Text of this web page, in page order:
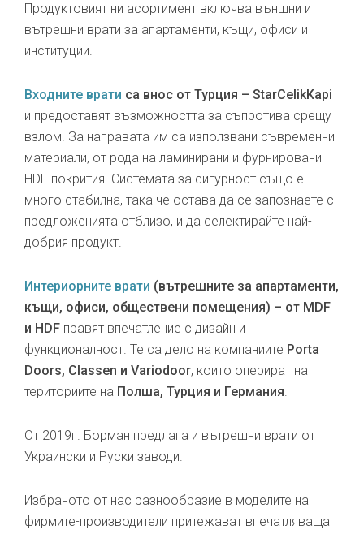
Продуктовият ни асортимент включва външни и
вътрешни врати за апартаменти, къщи, офиси и
институции.
Входните врати са внос от Турция – StarCelikKapi
и предоставят възможността за съпротива срещу
взлом. За направата им са използвани съвременни
материали, от рода на ламинирани и фурнировани
HDF покрития. Системата за сигурност също е
много стабилна, така че остава да се запознаете с
предложенията отблизо, и да селектирайте най-
добрия продукт.
Интериорните врати (вътрешните за апартаменти,
къщи, офиси, обществени помещения) – от MDF
и HDF правят впечатление с дизайн и
функционалност. Те са дело на компаниите Porta
Doors, Classen и Variodoor, които оперират на
териториите на Полша, Турция и Германия.
От 2019г. Борман предлага и вътрешни врати от
Украински и Руски заводи.
Избраното от нас разнообразие в моделите на
фирмите-производители притежават впечатляваща